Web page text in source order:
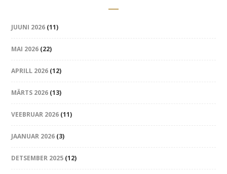
JUUNI 2026 (11)
MAI 2026 (22)
APRILL 2026 (12)
MÄRTS 2026 (13)
VEEBRUAR 2026 (11)
JAANUAR 2026 (3)
DETSEMBER 2025 (12)